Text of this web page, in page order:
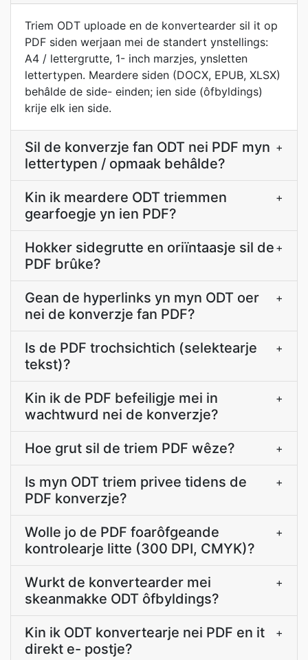
Triem ODT uploade en de konvertearder sil it op
PDF siden werjaan mei de standert ynstellings:
A4 / lettergrutte, 1- inch marzjes, ynsletten
lettertypen. Meardere siden (DOCX, EPUB, XLSX)
behâlde de side- einden; ien side (ôfbyldings)
krije elk ien side.
Sil de konverzje fan ODT nei PDF myn
lettertypen / opmaak behâlde?
+
Kin ik meardere ODT triemmen
gearfoegje yn ien PDF?
+
Hokker sidegrutte en oriïntaasje sil de
PDF brûke?
+
Gean de hyperlinks yn myn ODT oer
nei de konverzje fan PDF?
+
Is de PDF trochsichtich (selektearje
tekst)?
+
Kin ik de PDF befeiligje mei in
wachtwurd nei de konverzje?
+
Hoe grut sil de triem PDF wêze? +
Is myn ODT triem privee tidens de
PDF konverzje?
+
Wolle jo de PDF foarôfgeande
kontrolearje litte (300 DPI, CMYK)?
+
Wurkt de konvertearder mei
skeanmakke ODT ôfbyldings?
+
Kin ik ODT konvertearje nei PDF en it
direkt e- postje?
+